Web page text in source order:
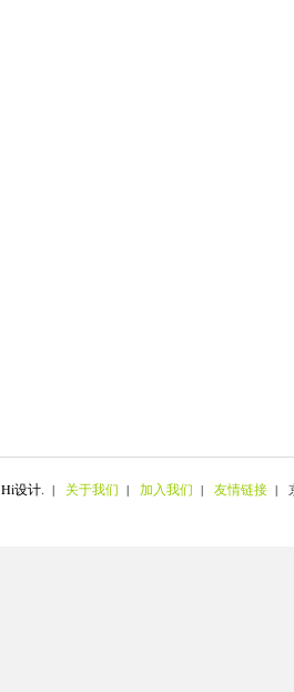
Hi设计. | 关于我们 | 加入我们 | 友情链接 |